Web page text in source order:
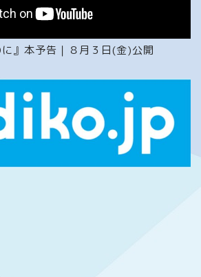
』本予告｜８月３日(金)公開